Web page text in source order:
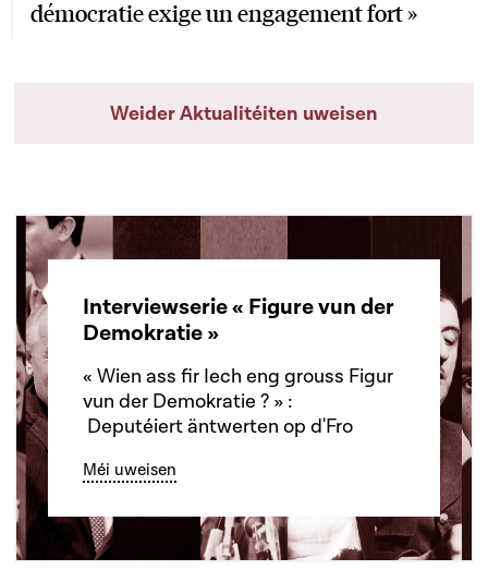
démocratie exige un engagement fort »
Weider Aktualitéiten uweisen
Interviewserie « Figure vun der
Demokratie »
« Wien ass fir Iech eng grouss Figur
vun der Demokratie ? » :
Deputéiert äntwerten op d'Fro
Méi uweisen